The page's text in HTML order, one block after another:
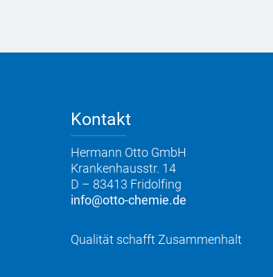
Kontakt
Hermann Otto GmbH
Krankenhausstr. 14
D – 83413 Fridolfing
info@otto-chemie.de
Qualität schafft Zusammenhalt